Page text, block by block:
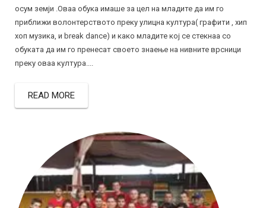
осум земји .Оваа обука имаше за цел на младите да им го
приближи волонтерството преку улицна култура( графити , хип
хоп музика, и break dance) и како младите кој се стекнаа со
обуката да им го пренесат своето знаење на нивните врсници
преку оваа култура....
READ MORE